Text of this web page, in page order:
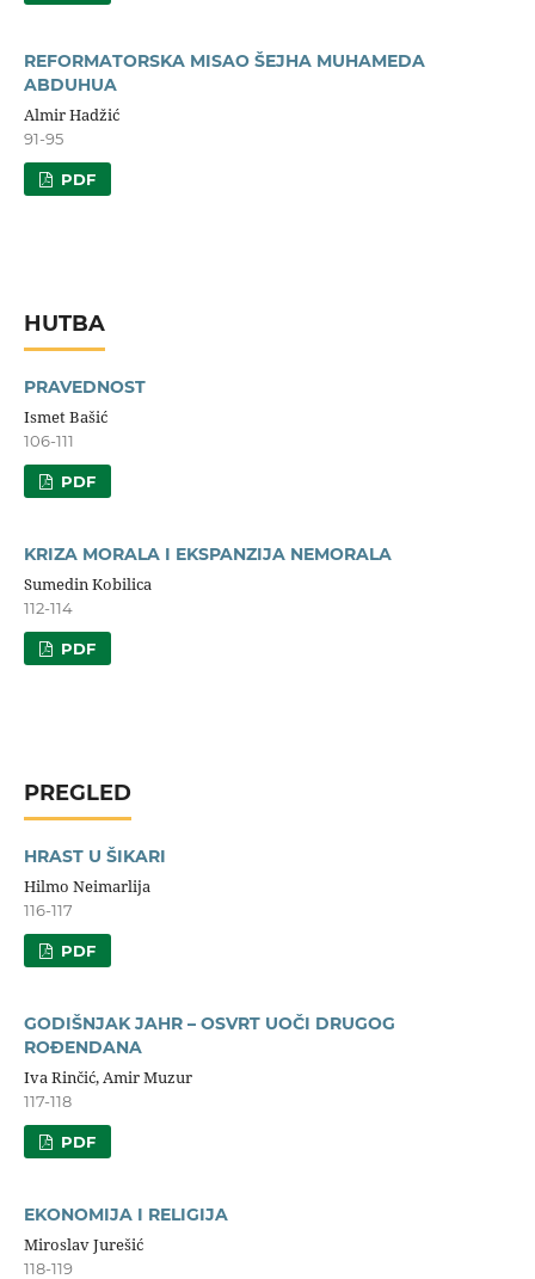
REFORMATORSKA MISAO ŠEJHA MUHAMEDA
ABDUHUA
Almir Hadžić
91-95
PDF
HUTBA
PRAVEDNOST
Ismet Bašić
106-111
PDF
KRIZA MORALA I EKSPANZIJA NEMORALA
Sumedin Kobilica
112-114
PDF
PREGLED
HRAST U ŠIKARI
Hilmo Neimarlija
116-117
PDF
GODIŠNJAK JAHR – OSVRT UOČI DRUGOG
ROĐENDANA
Iva Rinčić, Amir Muzur
117-118
PDF
EKONOMIJA I RELIGIJA
Miroslav Jurešić
118-119